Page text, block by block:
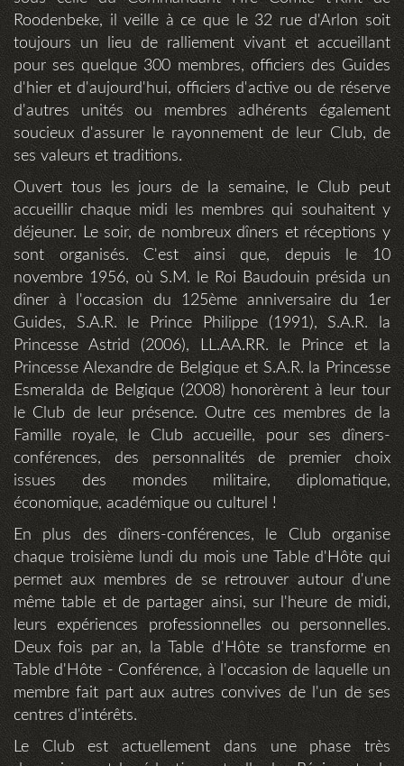
Roodenbeke, il veille à ce que le 32 rue d'Arlon soit
toujours un lieu de ralliement vivant et accueillant
pour ses quelque 300 membres, officiers des Guides
d'hier et d'aujourd'hui, officiers d'active ou de réserve
d'autres unités ou membres adhérents également
soucieux d'assurer le rayonnement de leur Club, de
ses valeurs et traditions.
Ouvert tous les jours de la semaine, le Club peut
accueillir chaque midi les membres qui souhaitent y
déjeuner. Le soir, de nombreux dîners et réceptions y
sont organisés. C'est ainsi que, depuis le 10
novembre 1956, où S.M. le Roi Baudouin présida un
dîner à l'occasion du 125ème anniversaire du 1er
Guides, S.A.R. le Prince Philippe (1991), S.A.R. la
Princesse Astrid (2006), LL.AA.RR. le Prince et la
Princesse Alexandre de Belgique et S.A.R. la Princesse
Esmeralda de Belgique (2008) honorèrent à leur tour
le Club de leur présence. Outre ces membres de la
Famille royale, le Club accueille, pour ses dîners-
conférences, des personnalités de premier choix
issues des mondes militaire, diplomatique,
économique, académique ou culturel !
En plus des dîners-conférences, le Club organise
chaque troisième lundi du mois une Table d'Hôte qui
permet aux membres de se retrouver autour d'une
même table et de partager ainsi, sur l'heure de midi,
leurs expériences professionnelles ou personnelles.
Deux fois par an, la Table d'Hôte se transforme en
Table d'Hôte - Conférence, à l'occasion de laquelle un
membre fait part aux autres convives de l'un de ses
centres d'intérêts.
Le Club est actuellement dans une phase très